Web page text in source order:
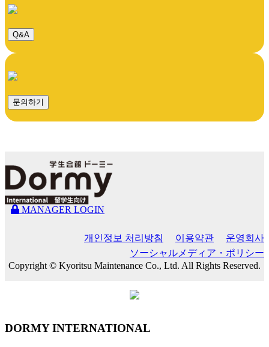
Q&A
문의하기
MANAGER LOGIN
개인정보 처리방침 이용약관
운영회사
ソーシャルメディア・ポリシー
Copyright © Kyoritsu Maintenance Co., Ltd. All Rights Reserved.
DORMY INTERNATIONAL